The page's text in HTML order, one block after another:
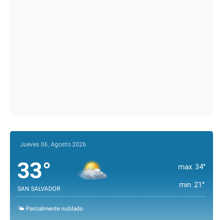
Jueves 06, Agosto 2026
33°
SAN SALVADOR
max. 34°
min. 21°
🌤️ Parcialmente nublado